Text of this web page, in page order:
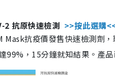
2 抗原快速檢測 >>按此選購
Mask抗疫價發售快速檢測劑
99%，15分鐘就知結果。產